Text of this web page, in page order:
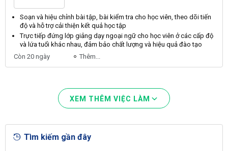
Soạn và hiệu chỉnh bài tập, bài kiểm tra cho học viên, theo dõi tiến
độ và hỗ trợ cải thiện kết quả học tập
Trực tiếp đứng lớp giảng dạy ngoại ngữ cho học viên ở các cấp độ
và lứa tuổi khác nhau, đảm bảo chất lượng và hiệu quả đào tạo
Còn 20 ngày
Thêm...
XEM THÊM VIỆC LÀM
Tìm kiếm gần đây